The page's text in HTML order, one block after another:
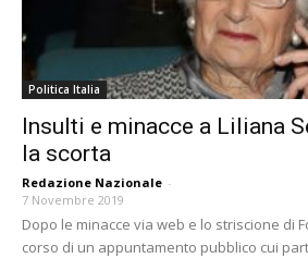
Politica Italia
Insulti e minacce a Liliana
la scorta
Redazione Nazionale -
7 Novembre 2019
Dopo le minacce via web e lo striscione di
corso di un appuntamento pubblico cui